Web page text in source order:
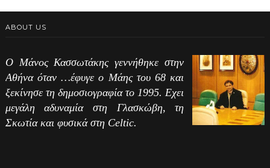
ABOUT US
Ο Μάνος Κασσωτάκης γεννήθηκε στην
Αθήνα όταν …έφυγε ο Μάης του 68 και
ξεκίνησε τη δημοσιογραφία το 1995. Εχει
μεγάλη αδυναμία στη Γλασκώβη, τη
Σκωτία και φυσικά στη Celtic.